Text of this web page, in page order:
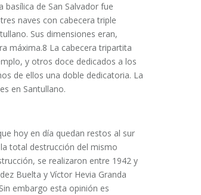
basílica de San Salvador fue
naves con cabecera triple
Sus dimensiones eran,
máxima.8​ La cabecera tripartita
y otros doce dedicados a los
de ellos una doble dedicatoria. La
en Santullano.
hoy en día quedan restos al sur
total destrucción del mismo
se realizaron entre 1942 y
Buelta y Víctor Hevia Granda
embargo esta opinión es